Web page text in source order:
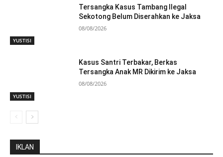
YUSTISI
Tersangka Kasus Tambang Ilegal
Sekotong Belum Diserahkan ke Jaksa
08/08/2026
YUSTISI
Kasus Santri Terbakar, Berkas
Tersangka Anak MR Dikirim ke Jaksa
08/08/2026
IKLAN